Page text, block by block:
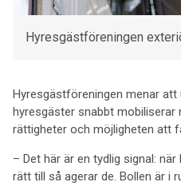
Hyresgästföreningen
Hyresgästföreningen menar
hyresgäster snabbt
rättigheter och möjligheten att
– Det här är en tydlig signal:
rätt till så agerar de. Bollen är i